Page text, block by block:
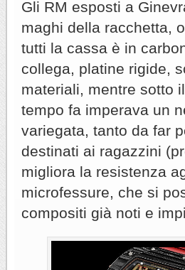
Gli RM esposti a
maghi della racchetta,
tutti la cassa è in
collega, platine rigide,
materiali, mentre sotto
tempo fa imperava un
variegata, tanto da far
destinati ai ragazzini
migliora la resistenza
microfessure, che si
compositi già noti e